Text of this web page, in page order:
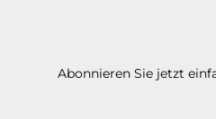
Abonnieren Sie jetzt